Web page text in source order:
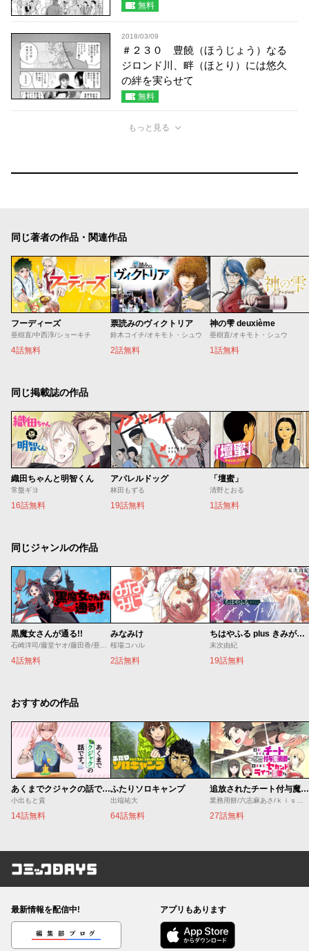
無料
2018/03/09
＃２３０ 豊饒（ほうじょう）なる
ジロンド川、畔（ほとり）には悠久
の絆を実らせて
無料
もっと見る
同じ著者の作品・関連作品
フーディーズ
亜樹直/中西淳/ショーキチ
4話無料
票読みのヴィクトリア
鈴木コイチ/オキモト・シュウ
2話無料
神の雫 deuxième
亜樹直/オキモト・シュウ
1話無料
同じ掲載誌の作品
織田ちゃんと明智くん
常盤ギヨ
16話無料
アパレルドッグ
林田もずる
19話無料
「壇蜜」
清野とおる
1話無料
同じジャンルの作品
黒魔女さんが通る!!
4話無料
みなみけ
桜場コハル
2話無料
ちはやふる plus きみがため
末次由紀
19話無料
おすすめの作品
あくまでクジャクの話です。
小出もと貴
14話無料
ふたりソロキャンプ
出端祐大
64話無料
追放されたチート付与魔術師は気ままなセカンドライフを謳歌する。 ～俺は武器だけじゃなく、あらゆるものに『強化ポイント』を付与できるし、俺の意思でいつでも効果を解除できるけど、残った人たち大丈夫？～
27話無料
コミックDAYS
最新情報を配信中!
編集部ブログ
アプリもあります